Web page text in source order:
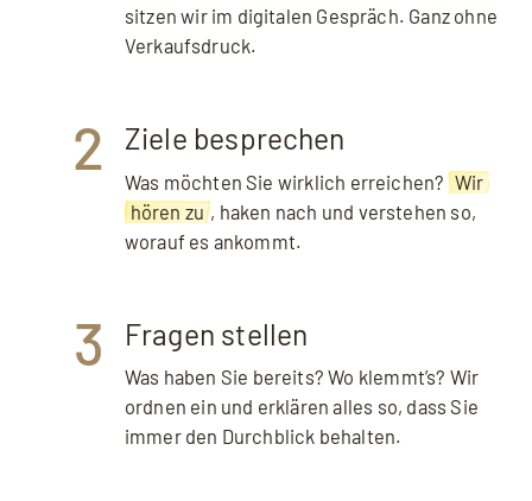
sitzen wir im digitalen Gespräch. Ganz ohne
Verkaufs­druck.
2 Ziele besprechen
Was möchten Sie wirklich erreichen? Wir
hören zu , haken nach und verstehen so,
worauf es ankommt.
3 Fragen stellen
Was haben Sie bereits? Wo klemmt’s? Wir
ordnen ein und erklären alles so, dass Sie
immer den Durchblick behalten.